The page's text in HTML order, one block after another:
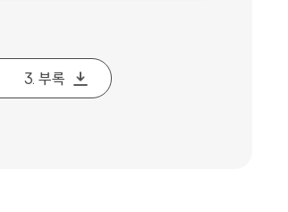
3. 부록